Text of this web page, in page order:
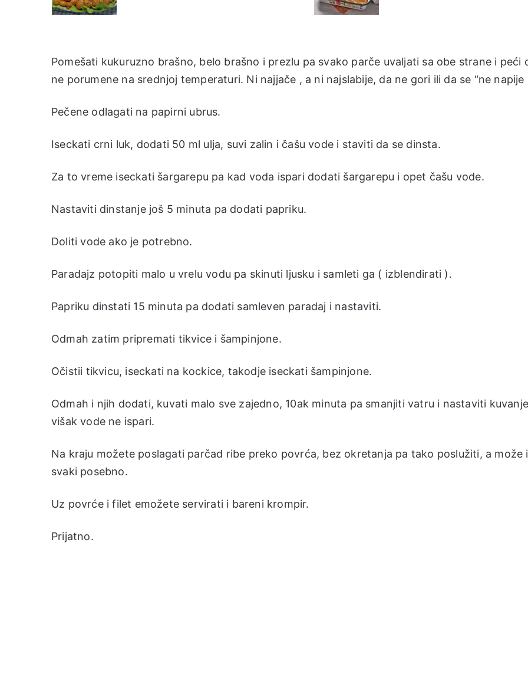
Pomešati kukuruzno brašno, belo brašno i prezlu pa svako parče uvaljati sa obe strane i peći
ne porumene na srednjoj temperaturi. Ni najjače , a ni najslabije, da ne gori ili da se “ne napije
Pečene odlagati na papirni ubrus.
Iseckati crni luk, dodati 50 ml ulja, suvi zalin i čašu vode i staviti da se dinsta.
Za to vreme iseckati šargarepu pa kad voda ispari dodati šargarepu i opet čašu vode.
Nastaviti dinstanje još 5 minuta pa dodati papriku.
Doliti vode ako je potrebno.
Paradajz potopiti malo u vrelu vodu pa skinuti ljusku i samleti ga ( izblendirati ).
Papriku dinstati 15 minuta pa dodati samleven paradaj i nastaviti.
Odmah zatim pripremati tikvice i šampinjone.
Očistii tikvicu, iseckati na kockice, takodje iseckati šampinjone.
Odmah i njih dodati, kuvati malo sve zajedno, 10ak minuta pa smanjiti vatru i nastaviti
višak vode ne ispari.
Na kraju možete poslagati parčad ribe preko povrća, bez okretanja pa tako poslužiti, a može i
svaki posebno.
Uz povrće i filet emožete servirati i bareni krompir.
Prijatno.